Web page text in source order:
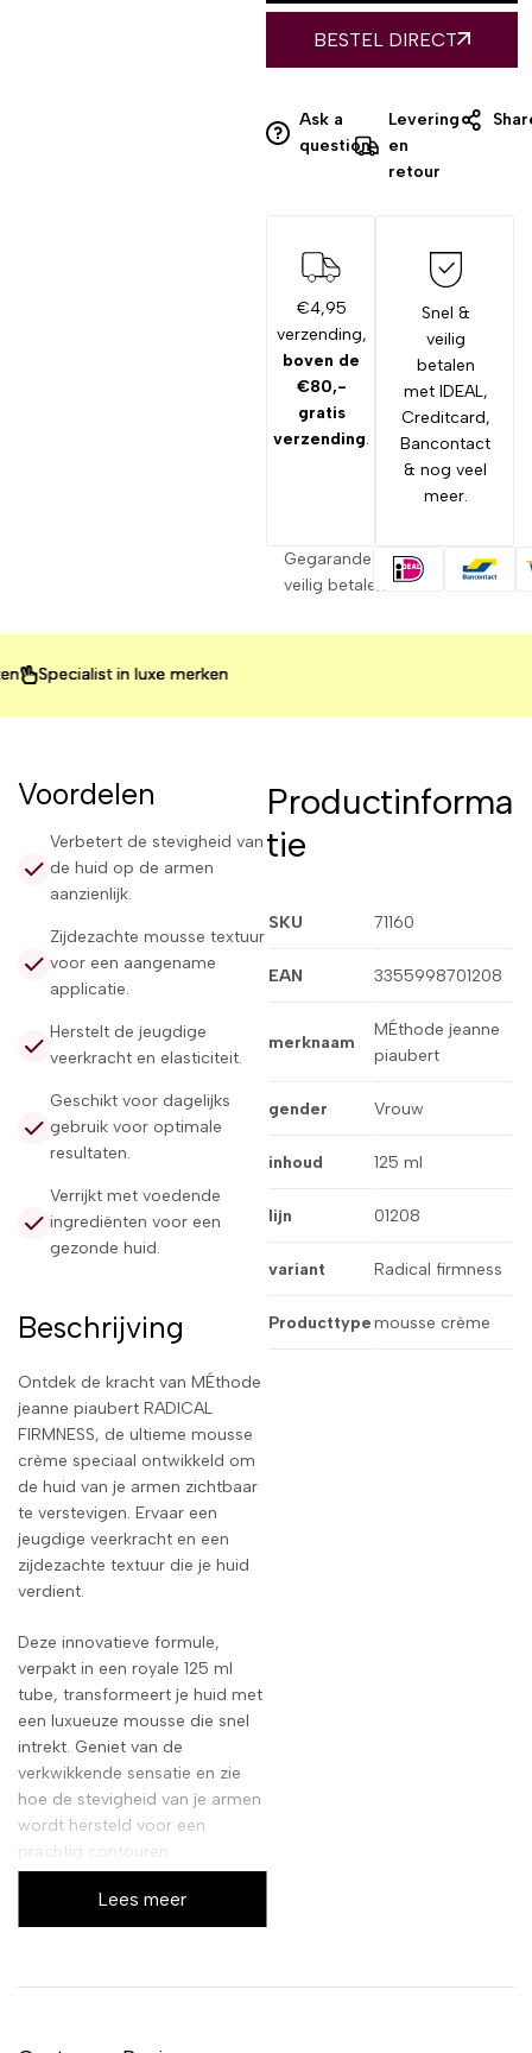
BESTEL DIRECT
Ask a
question
Levering
en
retour
€4,95
verzending,
boven de
€80,-
gratis
verzending.
Snel &
veilig
betalen
met IDEAL,
Creditcard,
Bancontact
& nog veel
meer.
Gegarandeerd
veilig betalen
in luxe merken
in luxe merken
in luxe merken
Voordelen
Verbetert de stevigheid van
de huid op de armen
aanzienlijk.
Zijdezachte mousse textuur
voor een aangename
applicatie.
Herstelt de jeugdige
veerkracht en elasticiteit.
Geschikt voor dagelijks
gebruik voor optimale
resultaten.
Verrijkt met voedende
ingrediënten voor een
gezonde huid.
Beschrijving
Ontdek de kracht van MÉthode
jeanne piaubert RADICAL
FIRMNESS, de ultieme mousse
crème speciaal ontwikkeld om
de huid van je armen zichtbaar
te verstevigen. Ervaar een
jeugdige veerkracht en een
zijdezachte textuur die je huid
verdient.
Deze innovatieve formule,
verpakt in een royale 125 ml
tube, transformeert je huid met
een luxueuze mousse die snel
intrekt. Geniet van de
verkwikkende sensatie en zie
hoe de stevigheid van je armen
wordt hersteld voor een
prachtig contouren.
Lees meer
Productinforma
tie
SKU 71160
EAN 3355998701208
merknaam
MÉthode jeanne
piaubert
gender Vrouw
inhoud 125 ml
lijn 01208
variant Radical firmness
Producttypemousse crème